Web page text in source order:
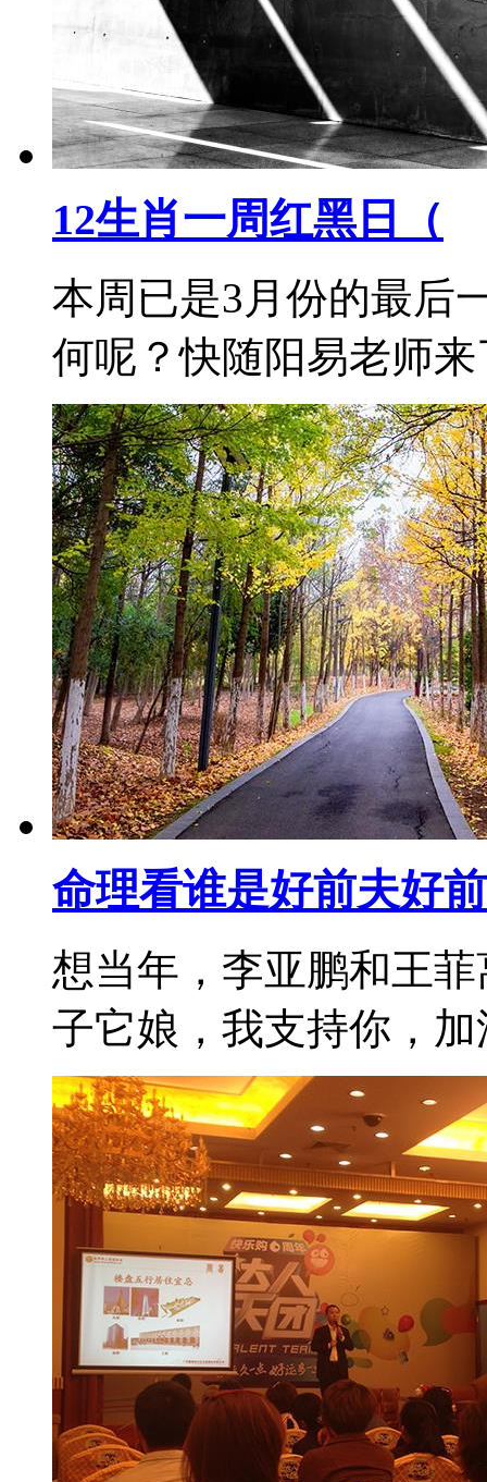
12生肖一周红黑日（
本周已是3月份的最后
何呢？快随阳易老师
命理看谁是好前夫好前
想当年，李亚鹏和王
子它娘，我支持你，